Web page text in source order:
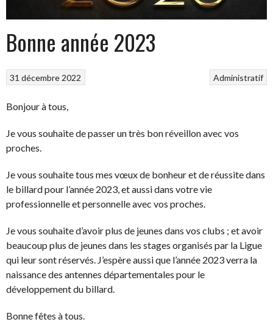
Bonne année 2023
Administratif
31 décembre 2022
Bonjour à tous,
Je vous souhaite de passer un très bon réveillon avec vos
proches.
Je vous souhaite tous mes vœux de bonheur et de réussite dans
le billard pour l’année 2023, et aussi dans votre vie
professionnelle et personnelle avec vos proches.
Je vous souhaite d’avoir plus de jeunes dans vos clubs ; et avoir
beaucoup plus de jeunes dans les stages organisés par la Ligue
qui leur sont réservés. J’espère aussi que l’année 2023 verra la
naissance des antennes départementales pour le
développement du billard.
Bonne fêtes à tous.